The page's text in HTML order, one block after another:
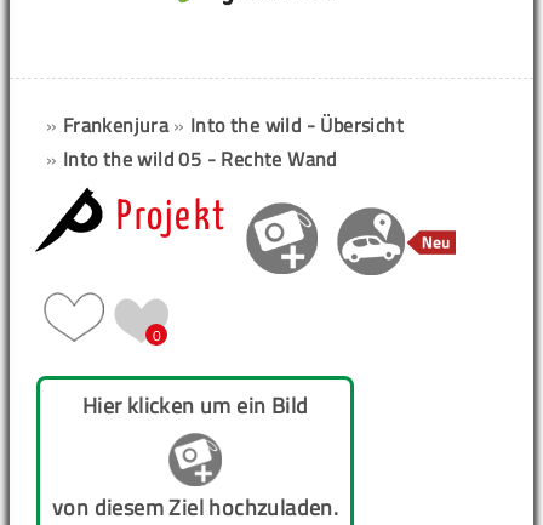
» Frankenjura» Into the wild - Übersicht
» Into the wild 05 - Rechte Wand
Projekt
0
Hier klicken um ein Bild
von diesem Ziel hochzuladen.